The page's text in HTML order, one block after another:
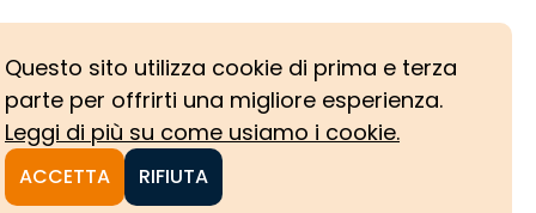
Questo sito utilizza cookie di prima e terza
parte per offrirti una migliore esperienza.
Leggi di più su come usiamo i cookie.
ACCETTA RIFIUTA